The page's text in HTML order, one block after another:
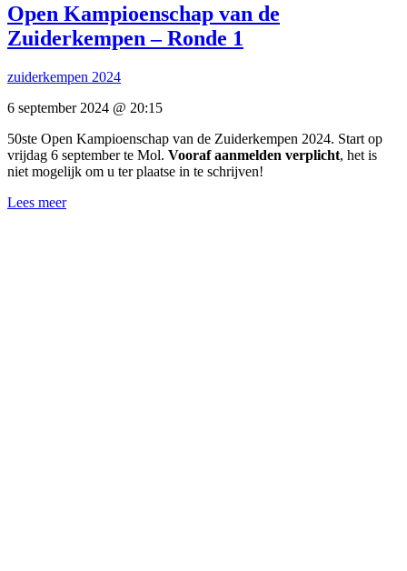
Open Kampioenschap van de
Zuiderkempen – Ronde 1
zuiderkempen 2024
6 september 2024 @ 20:15
50ste Open Kampioenschap van de Zuiderkempen 2024. Start op
vrijdag 6 september te Mol. Vooraf aanmelden verplicht, het is
niet mogelijk om u ter plaatse in te schrijven!
Lees meer